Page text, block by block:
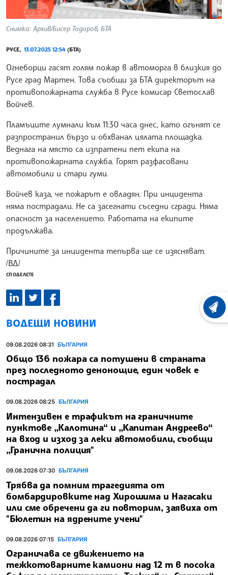
Снимка: Архив/Бисер Тодоров, БТА
РУСЕ, 13.07.2025 12:54 (БТА)
Огнеборци гасят голям пожар в автоморга в близкия до
Русе град Мартен. Това съобщи за БТА директорът на
противопожарната служба в Русе комисар Светослав
Войчев.
Пламъците лумнали към 11:30 часа днес, като огънят се
разпространил бързо и обхванал цялата площадка.
Веднага на място са изпратени пет екипа на
противопожарната служба. Горят разфасовани
автомобили и стари гуми.
Войчев каза, че пожарът е овладян. При инцидента
няма пострадали. Не са засегнати съседни сгради. Няма
опасност за населението. Работата на екипите
продължава.
Причините за инцидента тепърва ще се изясняват.
/ВД/
СПОДЕЛЕТЕ
ВОДЕЩИ НОВИНИ
09.08.2026 08:31 БЪЛГАРИЯ
Общо 136 пожара са потушени в страната
през последното денонощие, един човек е
пострадал
09.08.2026 08:25 БЪЛГАРИЯ
Интензивен е трафикът на граничните
пунктове „Калотина“ и „Капитан Андреево“
на вход и изход за леки автомобили, съобщи
„Гранична полиция"
09.08.2026 07:30 БЪЛГАРИЯ
Трябва да помним трагедията от
бомбардировките над Хирошима и Нагасаки
или сме обречени да ги повторим, заявиха от
"Бюлетин на ядрените учени"
09.08.2026 07:15 БЪЛГАРИЯ
Ограничава се движението на
тежкотоварните камиони над 12 т в посока